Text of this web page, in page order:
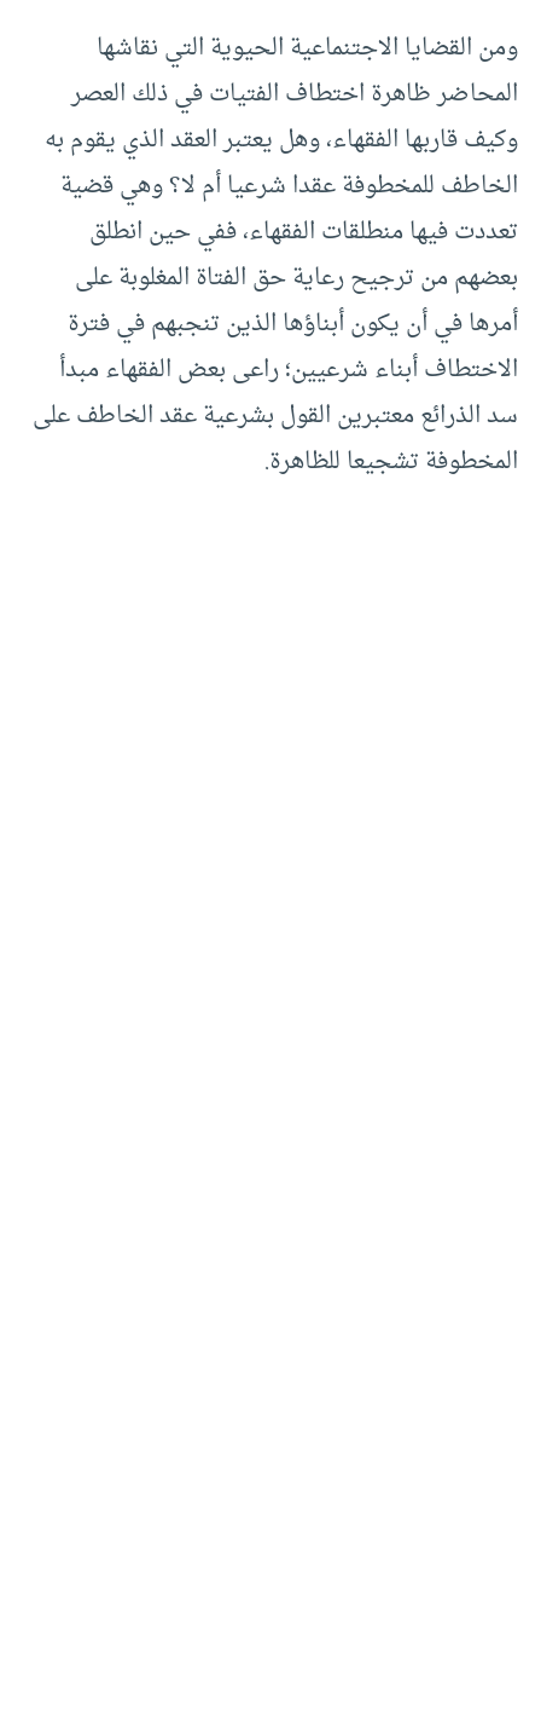
ومن القضايا الاجتنماعية الحيوية التي نقاشها
المحاضر ظاهرة اختطاف الفتيات في ذلك العصر
وكيف قاربها الفقهاء، وهل يعتبر العقد الذي يقوم به
الخاطف للمخطوفة عقدا شرعيا أم لا؟ وهي قضية
تعددت فيها منطلقات الفقهاء، ففي حين انطلق
بعضهم من ترجيح رعاية حق الفتاة المغلوبة على
أمرها في أن يكون أبناؤها الذين تنجبهم في فترة
الاختطاف أبناء شرعيين؛ راعى بعض الفقهاء مبدأ
سد الذرائع معتبرين القول بشرعية عقد الخاطف على
المخطوفة تشجيعا للظاهرة.